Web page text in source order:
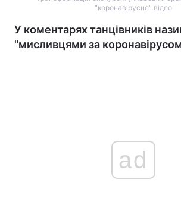
"коронавірусне" відео
У коментарях танцівників
"мисливцями за
ad